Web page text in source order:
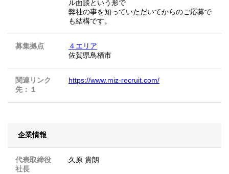
ル面談という形で
弊社の事を知っていただいてからのご応募で
も結構です。
募集拠点
４エリア
佐賀県鳥栖市
関連リンク
先：１
https://www.miz-recruit.com/
企業情報
代表取締役
社長
久原 貴朗